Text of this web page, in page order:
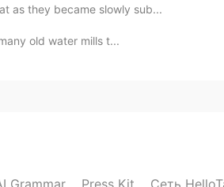
それはまだ魔法です !
as they became slowly sub...
old water mills t...
Grammar Press Kit Сеть